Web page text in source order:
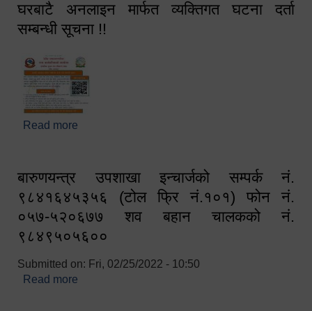
घरबाटै अनलाइन मार्फत व्यक्तिगत घटना दर्ता
सम्बन्धी सूचना !!
Read more
बारुणयन्त्र उपशाखा इन्चार्जको सम्पर्क नं.
९८४१६४५३५६ (टोल फ्रि नं.१०१) फोन नं.
०५७-५२०६७७ शव बहान चालकको नं.
९८४९५०५६००
Submitted on: Fri, 02/25/2022 - 10:50
Read more